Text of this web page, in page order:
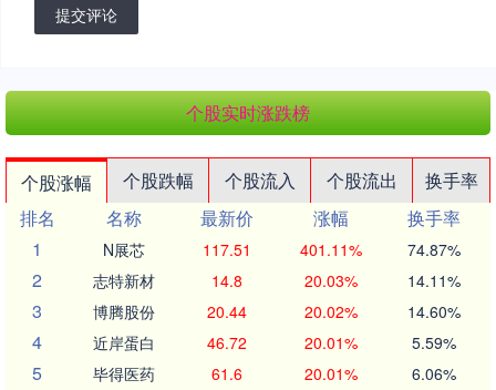
提交评论
个股实时涨跌榜
个股涨幅 个股跌幅 个股流入 个股流出
换手率
排名
名称 最新价 涨幅
换手率
1
N展芯 117.51 401.11% 74.87%
2 志特新材 14.8 20.03% 14.11%
3 博腾股份 20.44 20.02% 14.60%
4 近岸蛋白 46.72 20.01% 5.59%
5 毕得医药 61.6 20.01% 6.06%